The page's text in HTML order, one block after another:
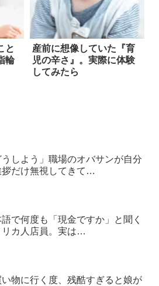
と
輪
産前に想像していた『育
児の辛さ』。実際に体験
してみたら
うしよう」職場のオバサンが自分
拶だけ無視してきて…
語で何度も「現金ですか」と聞く
リカ人店員。実は…
い物に行く度、残酷すぎると娘が